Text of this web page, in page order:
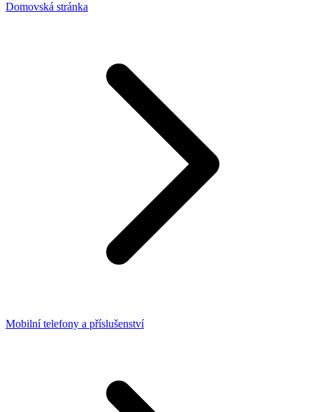
Domovská stránka
Mobilní telefony a příslušenství